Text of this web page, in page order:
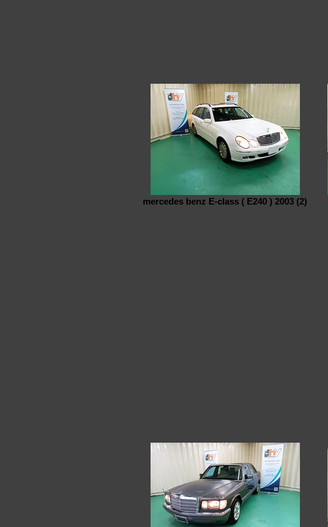
mercedes benz E-class ( E240 ) 2003 (2)